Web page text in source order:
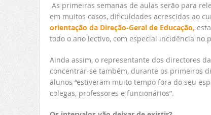
As primeiras semanas de aulas serão para
em muitos casos, dificuldades acrescidas ao
orientação da Direção-Geral de Educação,
todo o ano lectivo, com especial incidência no
Ainda assim, o representante dos directores
concentrar-se também, durante os primeiros
alunos “estiveram muito tempo fora do seu
colegas, professores e funcionários”.